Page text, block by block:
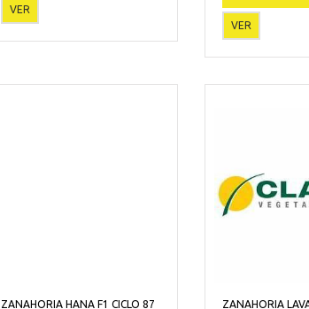
VER
VER
ZANAHORIA HANA F1 CICLO 87
ZANAHORIA